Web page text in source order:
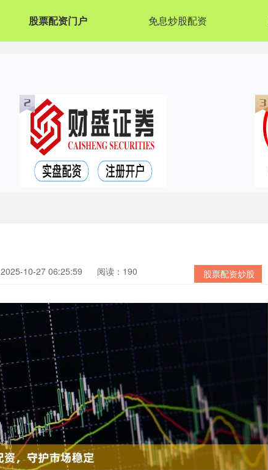
股票配资门户 免息炒股配资
股票配资炒股
10-27 06:25:59 阅读：190